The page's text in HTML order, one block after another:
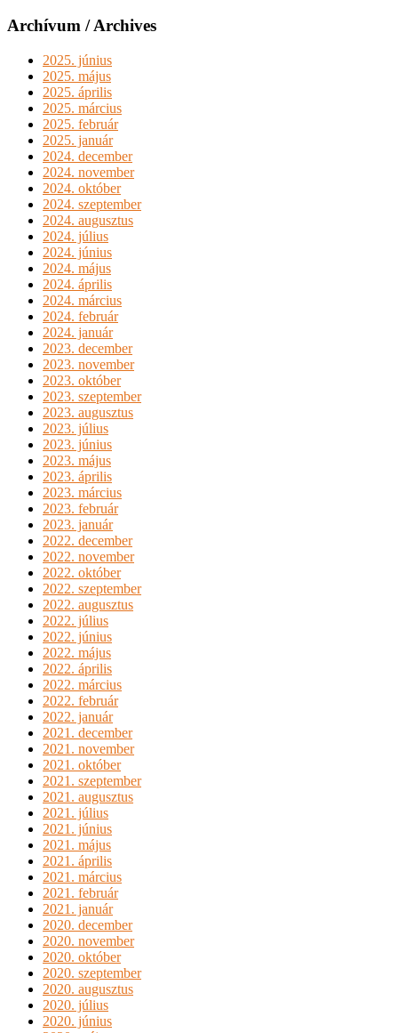
Archívum / Archives
2025. június
2025. május
2025. április
2025. március
2025. február
2025. január
2024. december
2024. november
2024. október
2024. szeptember
2024. augusztus
2024. július
2024. június
2024. május
2024. április
2024. március
2024. február
2024. január
2023. december
2023. november
2023. október
2023. szeptember
2023. augusztus
2023. július
2023. június
2023. május
2023. április
2023. március
2023. február
2023. január
2022. december
2022. november
2022. október
2022. szeptember
2022. augusztus
2022. július
2022. június
2022. május
2022. április
2022. március
2022. február
2022. január
2021. december
2021. november
2021. október
2021. szeptember
2021. augusztus
2021. július
2021. június
2021. május
2021. április
2021. március
2021. február
2021. január
2020. december
2020. november
2020. október
2020. szeptember
2020. augusztus
2020. július
2020. június